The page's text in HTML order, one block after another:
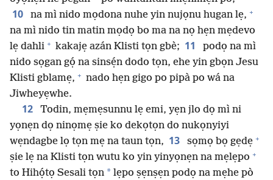
10 na mì nido mọdona nuhe yin nujọnu hugan lẹ, +
na mì nido tin matin mọdọ bo ma na nọ hẹn mẹdevo
lẹ dahli + kakajẹ azán Klisti tọn gbè; 11
podọ na mì
nido sọgan gọ́ na sinsẹ́n dodo tọn, ehe yin gbọn Jesu
Klisti gblamẹ, + nado hẹn gigo po pipà po wá na
Jiwheyẹwhe.
12
Todin, mẹmẹsunnu lẹ emi, yẹn jlo dọ mì ni
yọnẹn dọ ninọmẹ ṣie ko dekọtọn do nukọnyiyi
wẹndagbe lọ tọn mẹ na taun tọn, 13 sọmọ bọ gẹdẹ +
ṣie lẹ na Klisti tọn wutu ko yin yinyọnẹn na mẹlẹpo +
to Hihọ́tọ Sesali tọn * lẹpo ṣẹnṣẹn podọ na mẹhe pò